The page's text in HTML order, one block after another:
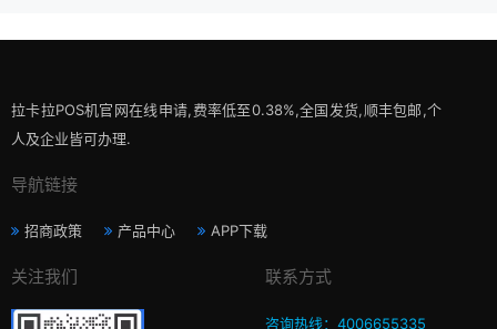
拉卡拉POS机官网在线申请,费率低至0.38%,全国发货,顺丰包邮,个
人及企业皆可办理.
导航链接
招商政策 产品中心 APP下载
关注我们 联系方式
咨询热线：4006655335